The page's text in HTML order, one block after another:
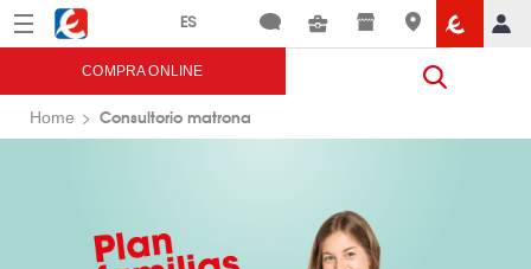
Menú Eroski
COMPRA ONLINE
Home Consultorio matrona